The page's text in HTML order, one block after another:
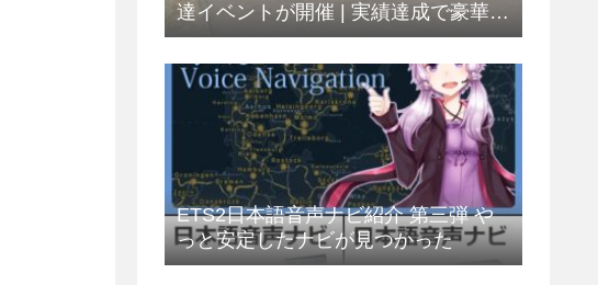
達イベントが開催 | 実績達成で豪華景
品をもらおう
ETS2日本語音声ナビ紹介 第三弾 や
っと安定したナビが見つかった